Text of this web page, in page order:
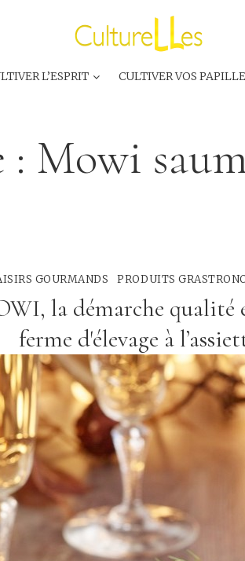
L’ESPRIT CULTIVER VOS
: Mowi
GOURMANDS PRODUITS
la démarche qualité
ferme d'élevage à